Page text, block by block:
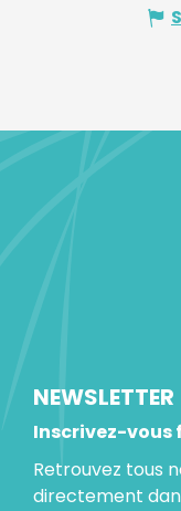
NEWSLETTER
Inscrivez-vous
Retrouvez tous
directement